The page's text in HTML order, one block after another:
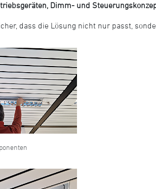
Dimm- und
dass die Lösung nicht nur passt,